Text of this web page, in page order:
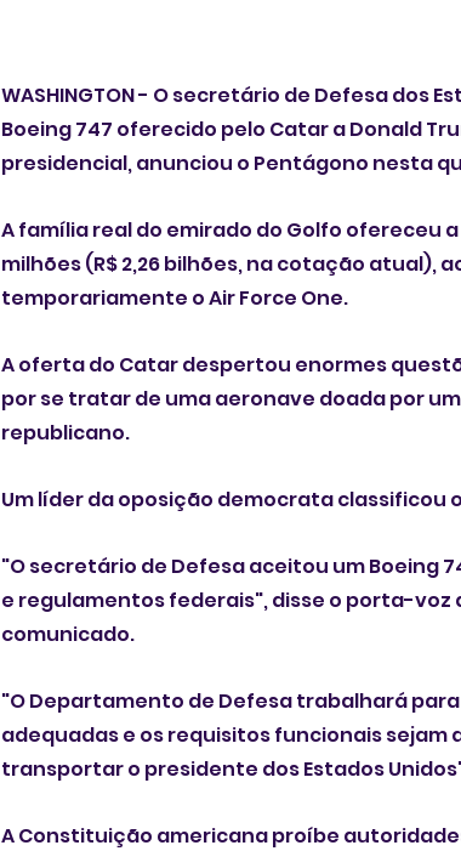
WASHINGTON - O secretário de Defesa dos
Boeing 747 oferecido pelo Catar a Donald
presidencial, anunciou o Pentágono nesta
A família real do emirado do Golfo ofereceu
milhões (R$ 2,26 bilhões, na cotação atual),
temporariamente o Air Force One.
A oferta do Catar despertou enormes
por se tratar de uma aeronave doada por
republicano.
Um líder da oposição democrata
"O secretário de Defesa aceitou um Boeing
e regulamentos federais", disse o porta-voz
comunicado.
"O Departamento de Defesa trabalhará
adequadas e os requisitos funcionais
transportar o presidente dos Estados
A Constituição americana proíbe